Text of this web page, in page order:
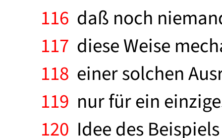
116 daß noch
117 diese Weise
118 einer solchen
119 nur für ein
120 Idee des